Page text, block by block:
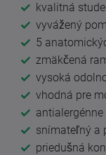
kvalitná
vyvážený
5
zmäkčená
vysoká
vhodná pre
antialergénne
snímateľný a
priedušná